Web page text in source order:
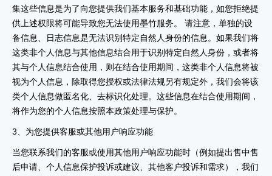
集这些信息是为了向您提供我们基本服务和基础功能，如您拒绝提
供上述权限将可能导致您无法使用墨竹服务。 请注意，单独的设
备信息、日志信息是无法识别特定自然人身份的信息。如果我们将
这类非个人信息与其他信息结合用于识别特定自然人身份，或者将
其与个人信息结合使用，则在结合使用期间，这类非个人信息将被
视为个人信息，除取得您授权或法律法规另有规定外，我们会将该
类个人信息做匿名化、去标识化处理。这些信息在结合使用期间，
将作为您的个人信息按照本政策处理与保护。
3、为您提供客服或其他用户响应功能
当您联系我们的客服或使用其他用户响应功能时（例如提出售中售
后申请、个人信息保护投诉或建议、其他客户投诉和需求），我们